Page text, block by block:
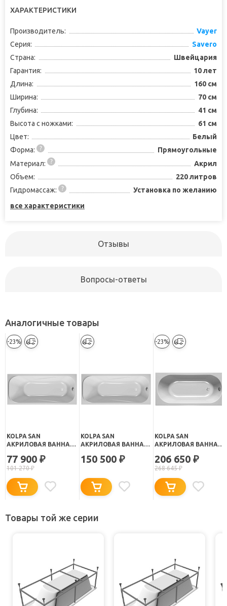
ХАРАКТЕРИСТИКИ
Производитель:
Vayer
Серия:
Savero
Страна:
Швейцария
Гарантия:
10 лет
Длина:
160 см
Ширина:
70 см
Глубина:
41 см
Высота с ножками:
61 см
Цвет:
Белый
Форма:
Прямоугольные
Материал:
Акрил
Объем:
220 литров
Гидромассаж:
Установка по желанию
все характеристики
Отзывы
Вопросы-ответы
Аналогичные товары
-23%
KOLPA SAN
АКРИЛОВАЯ ВАННА
77 900 ₽
101 270₽
KOLPA SAN
АКРИЛОВАЯ ВАННА
160Х70
150 500 ₽
-23%
KOLPA SAN
АКРИЛОВАЯ ВАННА
206 650 ₽
268 645₽
Товары той же серии